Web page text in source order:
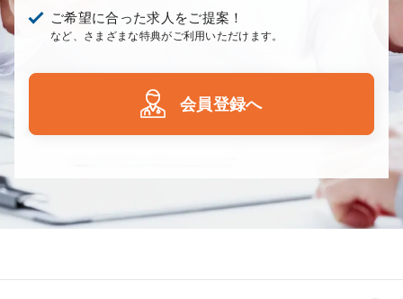
ご希望に合った求人をご提案！
など、さまざまな特典がご利用いただけます。
会員登録へ